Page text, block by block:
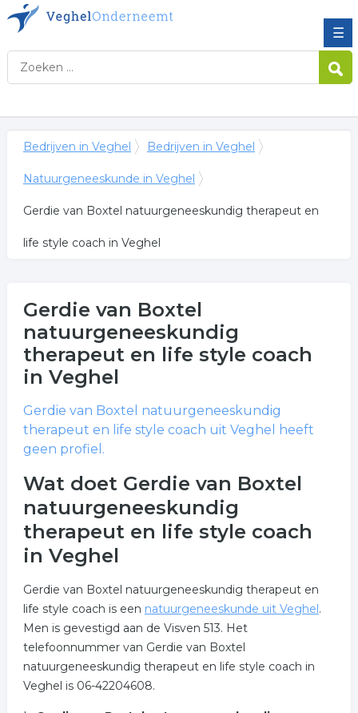
☰
Bedrijven in Veghel Bedrijven in Veghel
Natuurgeneeskunde in Veghel
Gerdie van Boxtel natuurgeneeskundig therapeut en
life style coach in Veghel
Gerdie van Boxtel
natuurgeneeskundig
therapeut en life style coach
in Veghel
Gerdie van Boxtel natuurgeneeskundig
therapeut en life style coach uit Veghel heeft
geen profiel.
Wat doet Gerdie van Boxtel
natuurgeneeskundig
therapeut en life style coach
in Veghel
Gerdie van Boxtel natuurgeneeskundig therapeut en
life style coach is een natuurgeneeskunde uit Veghel.
Men is gevestigd aan de Visven 513. Het
telefoonnummer van Gerdie van Boxtel
natuurgeneeskundig therapeut en life style coach in
Veghel is 06-42204608.